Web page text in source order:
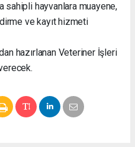
sahipli hayvanlara muayene,
ve kayıt hizmeti
hazırlanan Veteriner İşleri